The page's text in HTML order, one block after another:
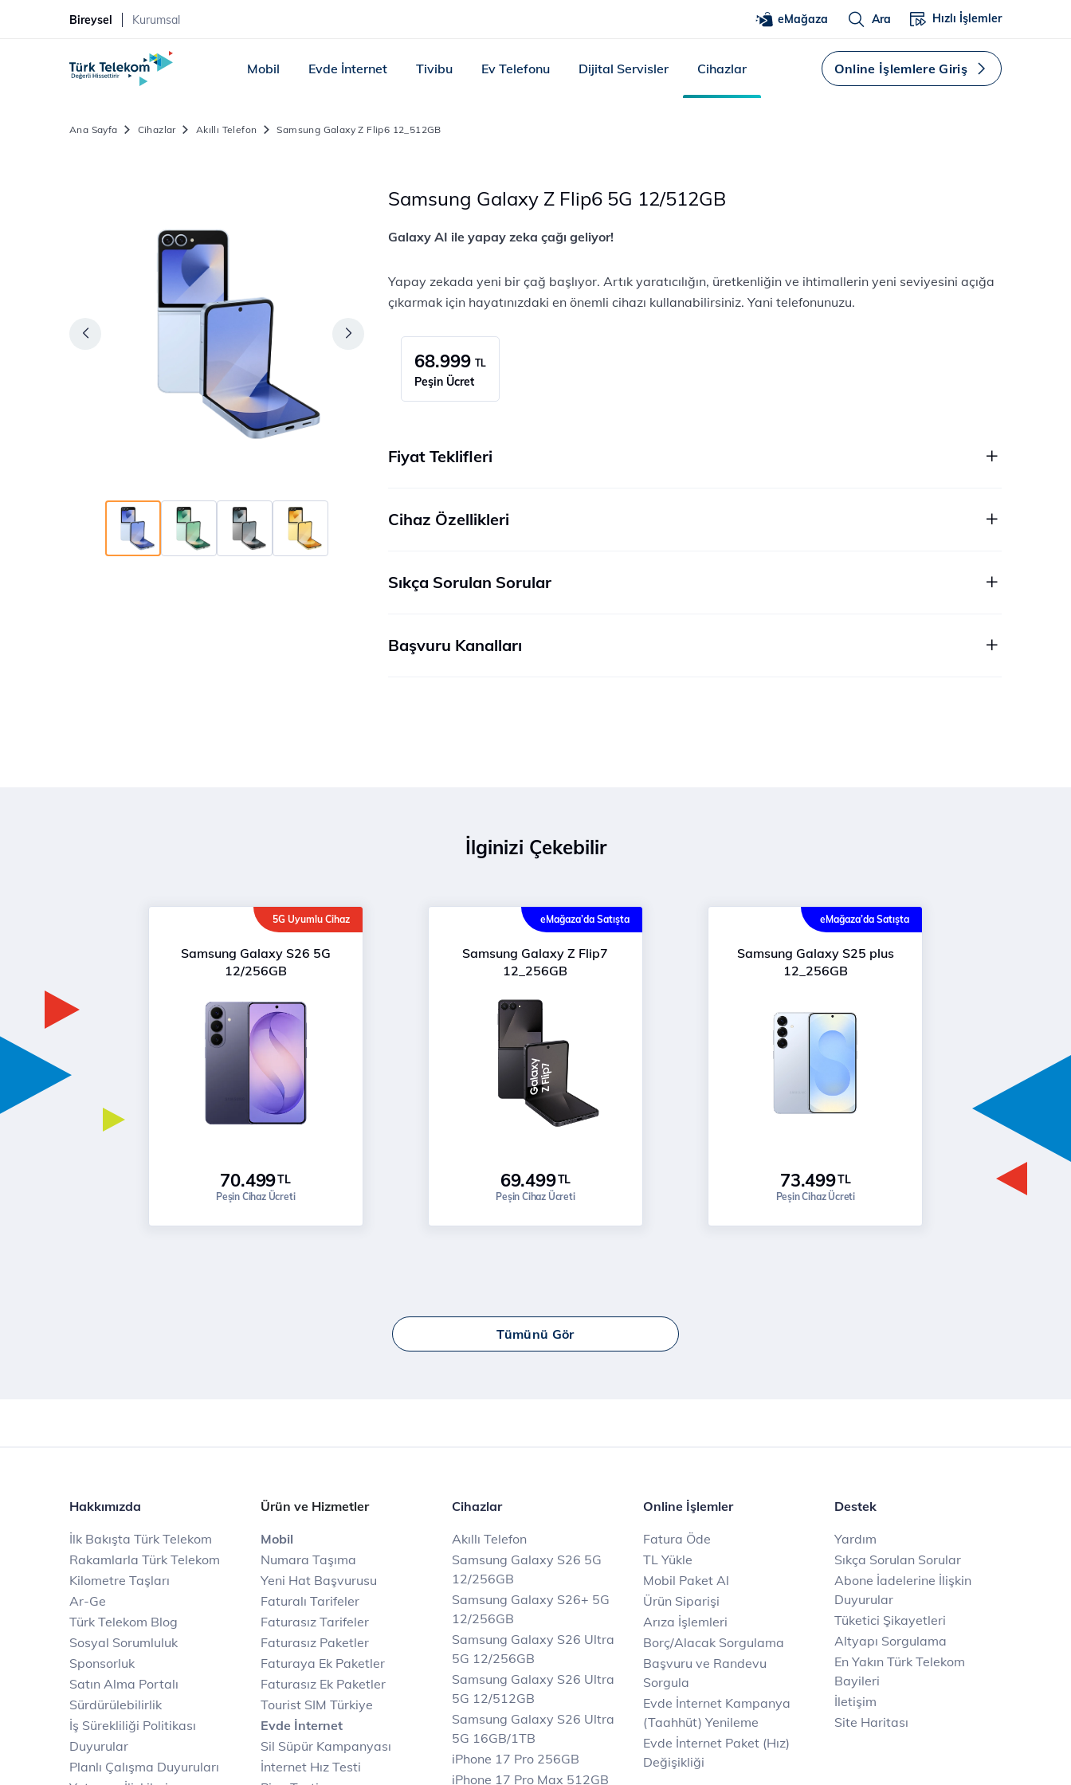
Bireysel Kurumsal eMağaza Ara Hızlı İşlemler
Mobil Evde İnternet Tivibu Ev Telefonu Dijital Servisler Cihazlar Online İşlemlere Giriş
Ana Sayfa Cihazlar Akıllı Telefon Samsung Galaxy Z Flip6 12_512GB
Samsung Galaxy Z Flip6 5G 12/512GB
Galaxy AI ile yapay zeka çağı geliyor!
Yapay zekada yeni bir çağ başlıyor. Artık yaratıcılığın, üretkenliğin ve ihtimallerin yeni seviyesini açığa
çıkarmak için hayatınızdaki en önemli cihazı kullanabilirsiniz. Yani telefonunuzu.
68.999 TL
Peşin Ücret
Fiyat Teklifleri
Cihaz Özellikleri
Sıkça Sorulan Sorular
Başvuru Kanalları
İlginizi Çekebilir
5G Uyumlu Cihaz
Samsung Galaxy S26 5G
12/256GB
70.499TL
Peşin Cihaz Ücreti
eMağaza’da Satışta
Samsung Galaxy Z Flip7
12_256GB
69.499TL
Peşin Cihaz Ücreti
eMağaza’da Satışta
Samsung Galaxy S25 plus
12_256GB
73.499TL
Peşin Cihaz Ücreti
Tümünü Gör
Hakkımızda
İlk Bakışta Türk Telekom
Rakamlarla Türk Telekom
Kilometre Taşları
Ar-Ge
Türk Telekom Blog
Sosyal Sorumluluk
Sponsorluk
Satın Alma Portalı
Sürdürülebilirlik
İş Sürekliliği Politikası
Duyurular
Planlı Çalışma Duyuruları
Ürün ve Hizmetler
Mobil
Numara Taşıma
Yeni Hat Başvurusu
Faturalı Tarifeler
Faturasız Tarifeler
Faturasız Paketler
Faturaya Ek Paketler
Faturasız Ek Paketler
Tourist SIM Türkiye
Evde İnternet
Sil Süpür Kampanyası
İnternet Hız Testi
Cihazlar
Akıllı Telefon
Samsung Galaxy S26 5G
12/256GB
Samsung Galaxy S26+ 5G
12/256GB
Samsung Galaxy S26 Ultra
5G 12/256GB
Samsung Galaxy S26 Ultra
5G 12/512GB
Samsung Galaxy S26 Ultra
5G 16GB/1TB
iPhone 17 Pro 256GB
iPhone 17 Pro Max 512GB
Online İşlemler
Fatura Öde
TL Yükle
Mobil Paket Al
Ürün Siparişi
Arıza İşlemleri
Borç/Alacak Sorgulama
Başvuru ve Randevu
Sorgula
Evde İnternet Kampanya
(Taahhüt) Yenileme
Evde İnternet Paket (Hız)
Değişikliği
Destek
Yardım
Sıkça Sorulan Sorular
Abone İadelerine İlişkin
Duyurular
Tüketici Şikayetleri
Altyapı Sorgulama
En Yakın Türk Telekom
Bayileri
İletişim
Site Haritası